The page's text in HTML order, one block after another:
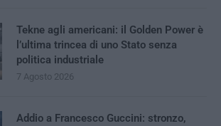
Tekne agli americani: il Golden Power è
l’ultima trincea di uno Stato senza
politica industriale
7 Agosto 2026
Addio a Francesco Guccini: stronzo,